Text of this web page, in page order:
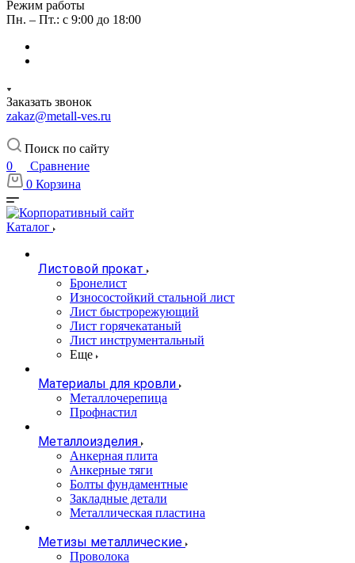
Режим работы
Пн. – Пт.: с 9:00 до 18:00
Заказать звонок
zakaz@metall-ves.ru
Поиск по сайту
0
Сравнение
0 Корзина
Каталог
Листовой прокат
Бронелист
Износостойкий стальной лист
Лист быстрорежующий
Лист горячекатаный
Лист инструментальный
Еще
Материалы для кровли
Металлочерепица
Профнастил
Металлоизделия
Анкерная плита
Анкерные тяги
Болты фундаментные
Закладные детали
Металлическая пластина
Метизы металлические
Проволока